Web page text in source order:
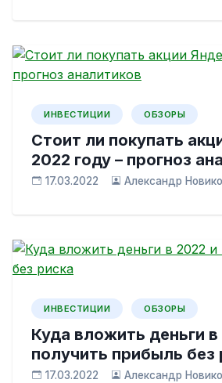
ИНВЕСТИЦИИ ОБЗОРЫ
Стоит ли покупать
2022 году – прогноз
17.03.2022 Александр
ИНВЕСТИЦИИ ОБЗОРЫ
Куда вложить деньги в
получить прибыль без
17.03.2022 Александр